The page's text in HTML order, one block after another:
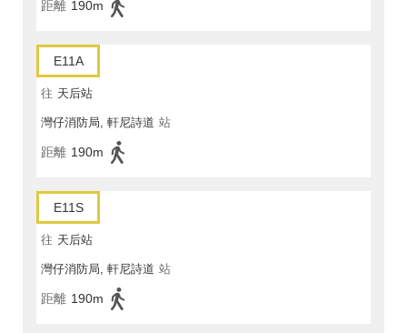
距離 190m
E11A
往 天后站
灣仔消防局, 軒尼詩道 站
距離 190m
E11S
往 天后站
灣仔消防局, 軒尼詩道 站
距離 190m